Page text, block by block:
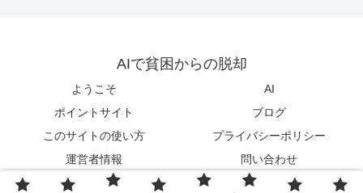
AIで貧困からの脱却
ようこそ
AI
ポイントサイト
ブログ
このサイトの使い方
プライバシーポリシー
運営者情報
問い合わせ
© 2018 AIで貧困からの脱却.